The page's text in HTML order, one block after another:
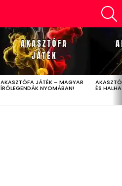
AKASZTÓFA JÁTÉK – MAGYAR
ÍRÓLEGENDÁK NYOMÁBAN! ÉS